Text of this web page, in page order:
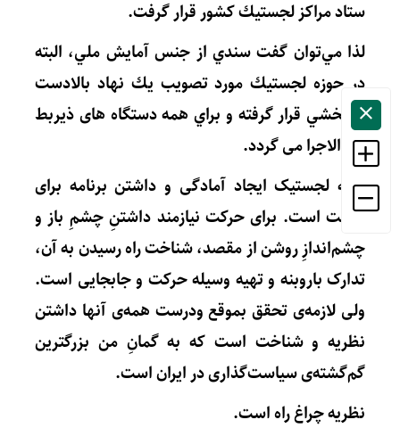
ستاد مراكز لجستيك كشور قرار گرفت.
لذا مي‌توان گفت سندي از جنس آمايش ملي، البته
در حوزه لجستيك مورد تصويب يك نهاد بالادست
فرابخشي قرار گرفته و براي همه دستگاه های ذیربط
لازم‌الاجرا می گردد.
البته لجستیک ایجاد آمادگی و داشتن برنامه برای
حرکت است. برای حرکت نیازمند داشتنِ چشمِ باز و
چشم‌اندازِ روشن از مقصد، شناخت راه رسیدن به آن،
تدارک باروبنه و تهیه وسیله حرکت و جابجایی است.
ولی لازمه‌ی تحقق بموقع ودرست همه‌ی آنها داشتن
نظریه و شناخت است که به گمانِ من بزرگترین
گم‌گشته‌ی سیاست‌گذاری در ایران است.
نظریه چراغ راه است.